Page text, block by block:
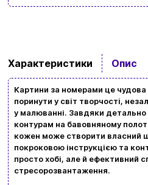
Характеристики Опис
Картини за номерами це
поринути у світ творчості,
у малюванні. Завдяки
контурам на бавовняному
кожен може створити власний
покроковою інструкцією та
просто хобі, але й ефективний
стресорозвантаження.
Вхід